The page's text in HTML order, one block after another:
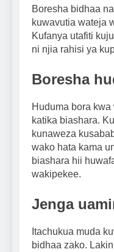
Boresha bidhaa
kuwavutia wateja
Kufanya utafiti
ni njia rahisi ya
Boresha
Huduma bora
katika biashara.
kunaweza
wako hata kama
biashara hii
wakipekee.
Jenga
Itachukua muda
bidhaa zako.